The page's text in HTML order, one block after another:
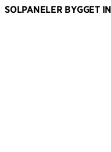
SOLPANELER BYGGET
Bygningens anatomi og